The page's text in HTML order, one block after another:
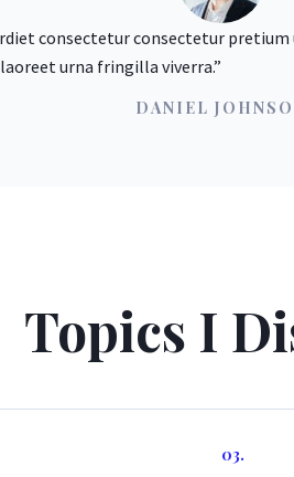
consectetur consectetur pretium
urna fringilla viverra.”
DANIEL
Topics I
03.